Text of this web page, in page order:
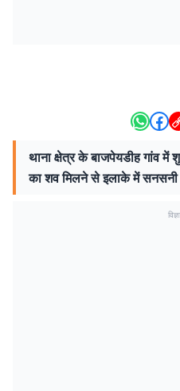
थाना क्षेत्र के बाजपेयडीह गांव में
का शव मिलने से इलाके में